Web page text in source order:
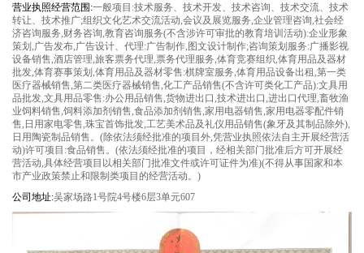
营业执照经营范围:一般项目:技术服务、技术开发、技术咨询、技术交流、技术
转让、技术推广;组织文化艺术交流活动,会议及展览服务,企业管理咨询,社会经
济咨询服务,财务咨询,教育咨询服务(不含涉许可审批的教育培训活动):企业形象
策划,广告发布,广告设计、代理:广告制作,图文设计制作;咨询策划服务:广播影视
设备销售,酒店管理,旅客票务代理,票务代理服务,体育竞赛组织,体育用品及器材
批发,体育赛事策划,体育用品及器材零售:棋牌室服务,体育用品设备出租,第一类
医疗器械销售,第二类医疗器械销售,化工产品销售(不含许可类化工产品):文具用
品批发,文具用品零售:办公用品销售,货物进出口,技术进出口,进出口代理,畜牧渔
业饲料销售,饲料添加剂销售,食品添加剂销售,家用电器销售,家用电器零配件销
售,日用家电零售,珠宝首饰批发,工艺美术品及礼仪用品销售(象牙及其制品除外),
日用陶瓷制品销售。(除依法须经批准的项目外,凭营业执照依法自主开展经营活
动)许可项目:食品销售。(依法须经批准的项目，经相关部门批准后方可开展经
营活动,具体经营项目以相关部门批准文件或许可证件为准)(不得从事国家和本
市产业政策禁止和限制类项目的经营活动。)
公司地址:吴家场路1号院4号楼6层3单元607